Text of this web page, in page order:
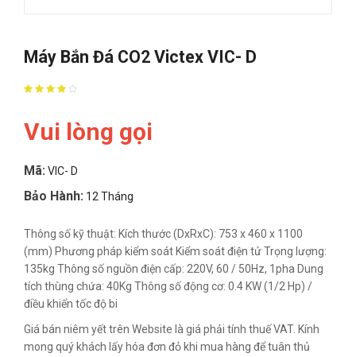
Máy Bắn Đá CO2 Victex VIC- D
Vui lòng gọi
Mã: VIC- D
Bảo Hành: 12 Tháng
Thông số kỹ thuật: Kích thước (DxRxC): 753 x 460 x 1100
(mm) Phương pháp kiểm soát Kiểm soát điện tử Trọng lượng:
135kg Thông số nguồn điện cấp: 220V, 60 / 50Hz, 1pha Dung
tích thùng chứa: 40Kg Thông số động cơ: 0.4 KW (1/2 Hp) /
điều khiển tốc độ bi
Giá bán niêm yết trên Website là giá phải tính thuế VAT. Kính
mong quý khách lấy hóa đơn đỏ khi mua hàng để tuân thủ